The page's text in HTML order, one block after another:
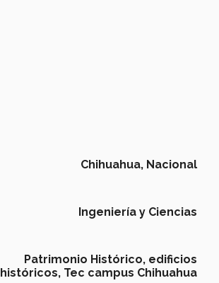
Chihuahua, Nacional
Ingeniería y Ciencias
Patrimonio Histórico, edificios
históricos, Tec campus Chihuahua